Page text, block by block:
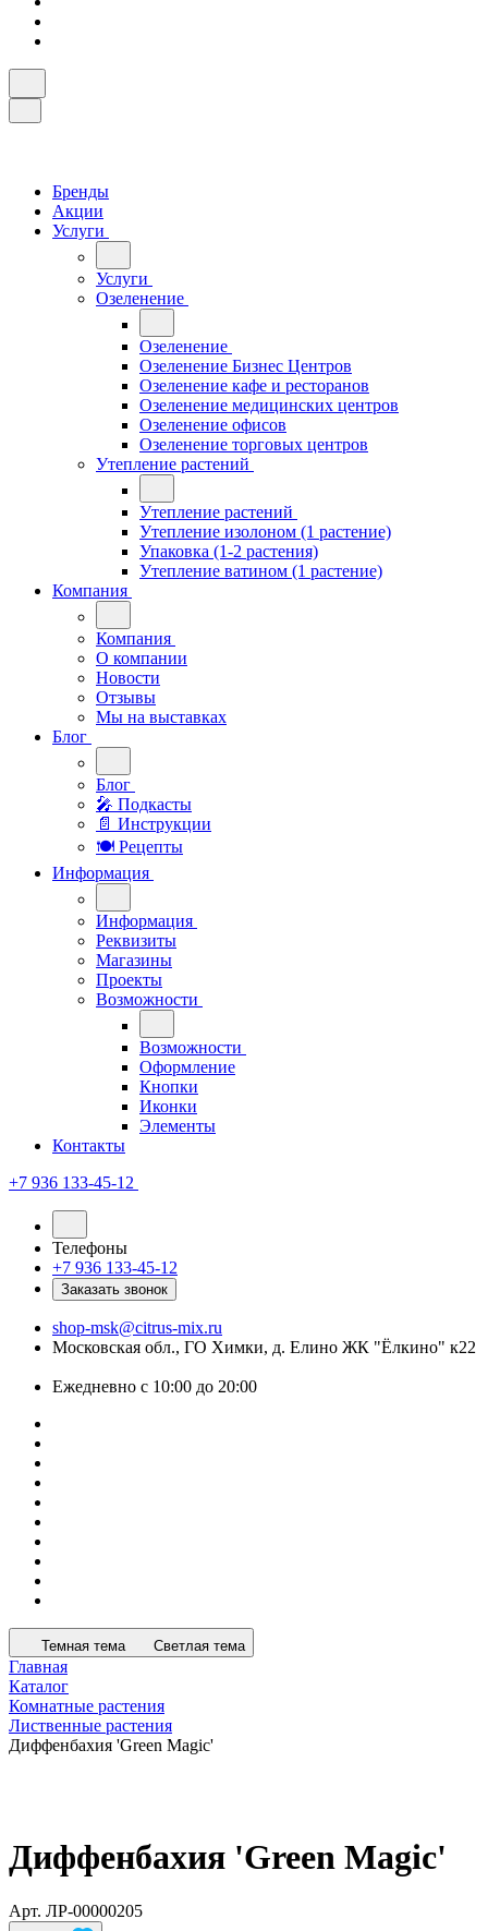
Бренды
Акции
Услуги
Услуги
Озеленение
Озеленение
Озеленение Бизнес Центров
Озеленение кафе и ресторанов
Озеленение медицинских центров
Озеленение офисов
Озеленение торговых центров
Утепление растений
Утепление растений
Утепление изолоном (1 растение)
Упаковка (1-2 растения)
Утепление ватином (1 растение)
Компания
Компания
О компании
Новости
Отзывы
Мы на выставках
Блог
Блог
🎤︎︎ Подкасты
📄 Инструкции
🍽 Рецепты
Информация
Информация
Реквизиты
Магазины
Проекты
Возможности
Возможности
Оформление
Кнопки
Иконки
Элементы
Контакты
+7 936 133-45-12
Телефоны
+7 936 133-45-12
Заказать звонок
shop-msk@citrus-mix.ru
Московская обл., ГО Химки, д. Елино ЖК "Ёлкино" к22
Ежедневно с 10:00 до 20:00
Темная тема Светлая тема
Главная
Каталог
Комнатные растения
Лиственные растения
Диффенбахия 'Green Magic'
Диффенбахия 'Green Magic'
Арт. ЛР-00000205